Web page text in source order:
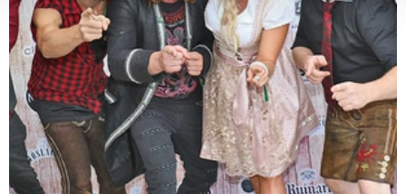
verarbeitet werden, und legen Sie Ihre Präferenzen im
Abschnitt Einzelheitenfest.
Wir verwenden Cookies, um Inhalte und Anzeigen zu
personalisieren, Funktionen für soziale Medien anbieten
zu können und die Zugriffe auf unsere Website zu
analysieren. Außerdem geben wir Informationen zu Ihrer
Verwendung unserer Website an unsere Partner für
soziale Medien, Werbung und Analysen weiter. Unsere